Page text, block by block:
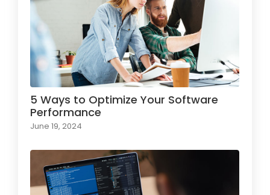
5 Ways to Optimize Your Software
Performance
June 19, 2024